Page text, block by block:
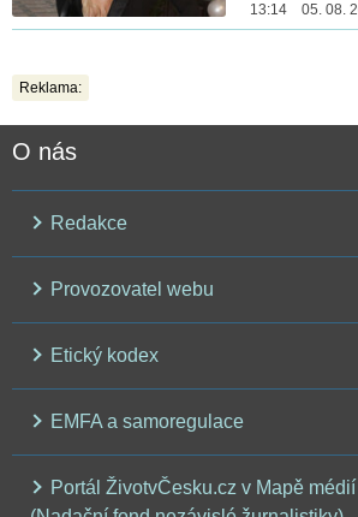
13:14 05. 08.
Reklama:
O nás
Redakce
Provozovatel webu
Etický kodex
EMFA a samoregulace
Portál ŽivotvČesku.cz v Mapě